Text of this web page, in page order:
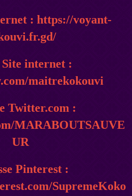
: https://voyant-
internet :
maitrekokouvi
Twitter.com :
MARABOUTSAUVE
UR
Pinterest :
SupremeKoko